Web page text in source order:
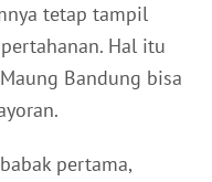
tetap tampil
Hal itu
Bandung bisa
pertama,